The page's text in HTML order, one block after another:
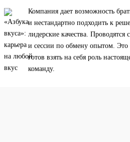
Компания дает возможность
и нестандартно подходить к
лидерские качества. Проводятся
и сессии по обмену опытом. Это
готов взять на себя роль
команду.